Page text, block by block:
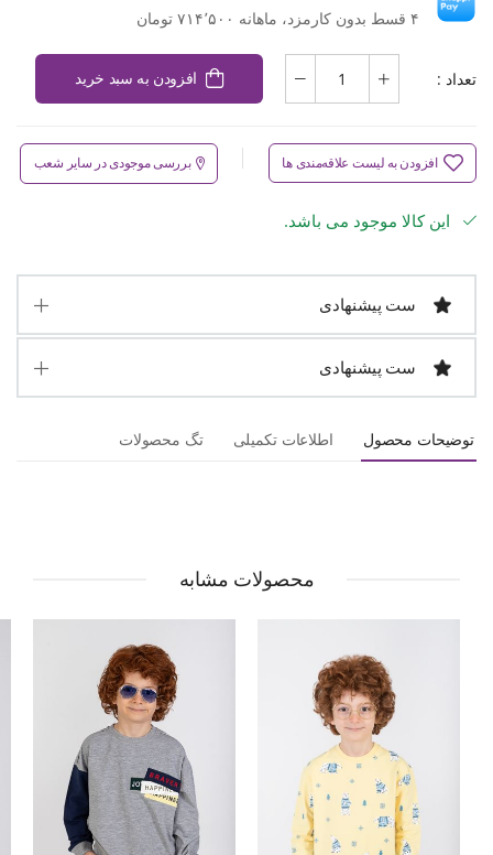
۴ قسط بدون کارمزد، ماهانه ۷۱۴٬۵۰۰ تومان
تعداد : افزودن به سبد خرید
افزودن به لیست علاقه‌مندی ها بررسی موجودی در سایر شعب
این کالا موجود می باشد.
ست پیشنهادی
ست پیشنهادی
توضیحات محصول اطلاعات تکمیلی تگ محصولات
محصولات مشابه